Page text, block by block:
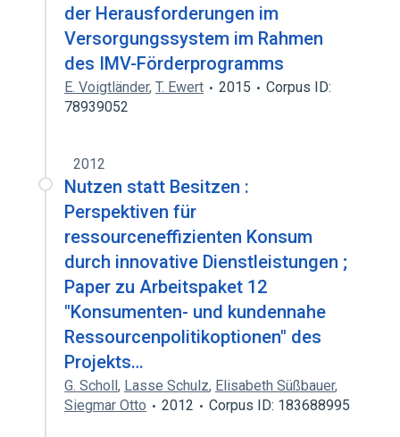
der Herausforderungen im
Versorgungssystem im Rahmen
des IMV-Förderprogramms
E. Voigtländer, T. Ewert 2015
Corpus ID:
78939052
2012
Nutzen statt Besitzen :
Perspektiven für
ressourceneffizienten Konsum
durch innovative Dienstleistungen ;
Paper zu Arbeitspaket 12
"Konsumenten- und kundennahe
Ressourcenpolitikoptionen" des
Projekts…
G. Scholl, Lasse Schulz, Elisabeth Süßbauer,
Siegmar Otto
2012 Corpus ID: 183688995